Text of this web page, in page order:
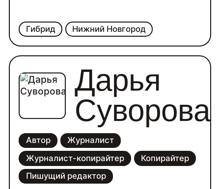
Гибрид Нижний Новгород
Дарья
Суворова
Автор
Журналист
Журналист-копирайтер
Копирайтер
Пишущий редактор